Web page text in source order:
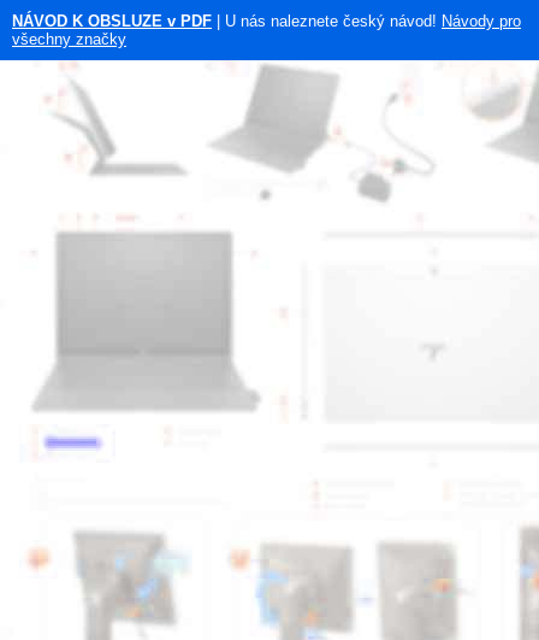
NÁVOD K OBSLUZE v PDF | U nás naleznete český návod! Návody pro
všechny značky